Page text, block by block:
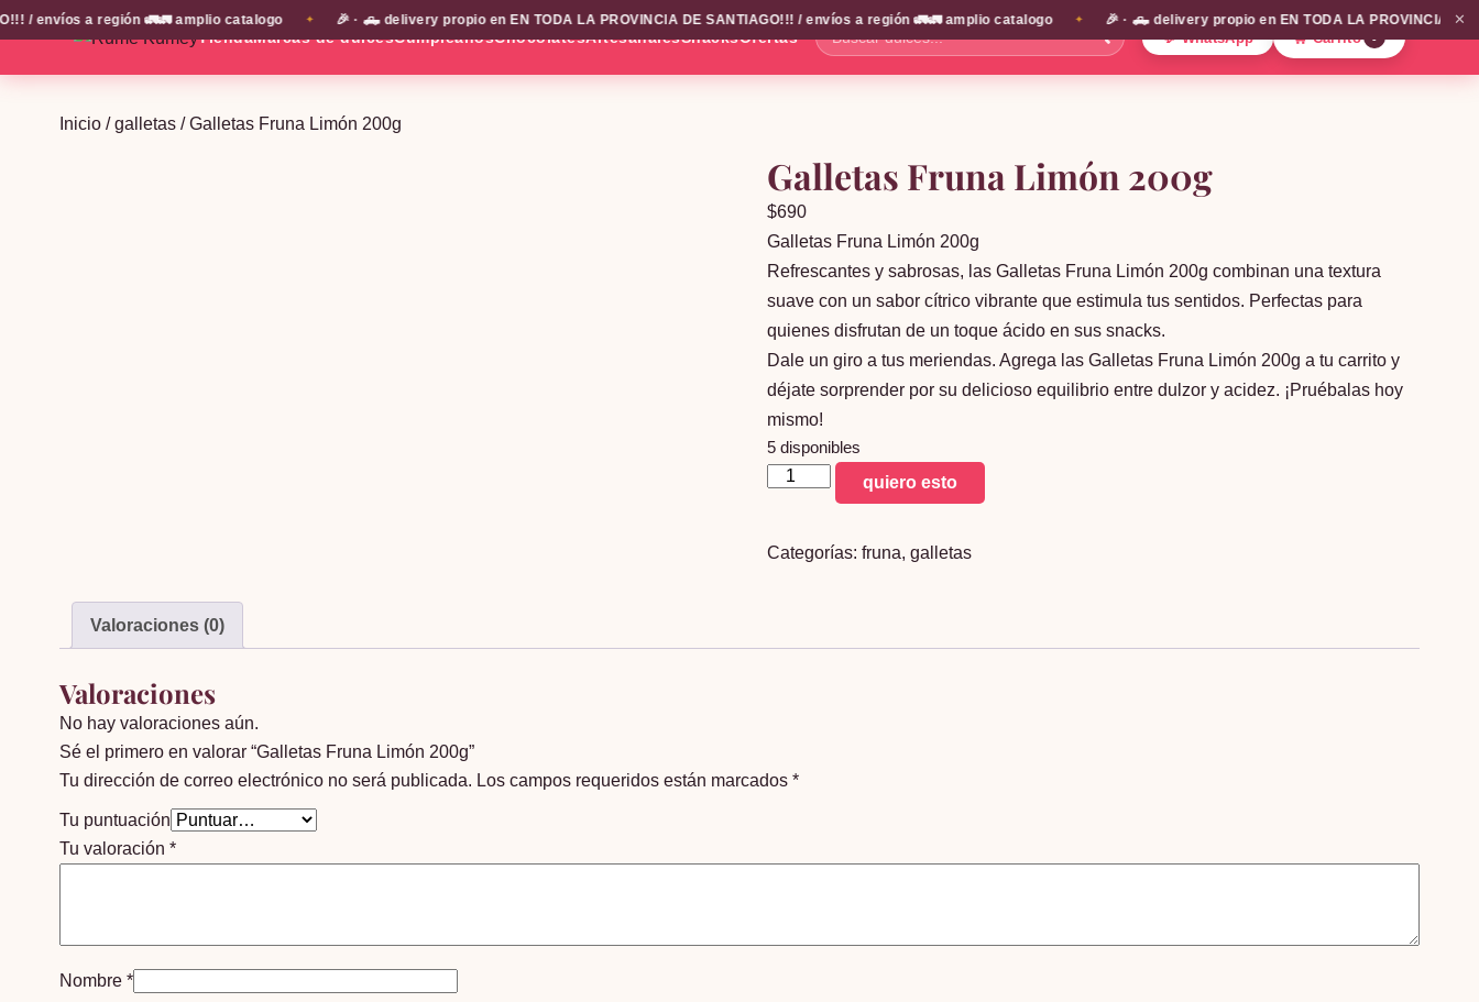
a región 🚛🚛 amplio catalogo ✦ 🎉 · 🛻 delivery propio en EN TODA LA PROVINCIA DE SANTIAGO!!! / envíos a región 🚛🚛 amplio catalogo ✦ 🎉 · 🛻 delivery propio en EN TODA LA PROVINCIA DE ✕
TiendaMarcas de dulcesCumpleañosChocolatesArtesanalesSnacksOfertas
Buscar
dulces...
🔍 💬 WhatsApp 🛒 Carrito
Inicio/galletas/ Galletas Fruna Limón 200g
Galletas Fruna Limón 200g
$690
Galletas Fruna Limón 200g
Refrescantes y sabrosas, las Galletas Fruna Limón 200g combinan una textura
suave con un sabor cítrico vibrante que estimula tus sentidos. Perfectas para
quienes disfrutan de un toque ácido en sus snacks.
Dale un giro a tus meriendas. Agrega las Galletas Fruna Limón 200g a tu carrito y
déjate sorprender por su delicioso equilibrio entre dulzor y acidez. ¡Pruébalas hoy
mismo!
5 disponibles
Galletas
200g
quiero esto
Categorías: fruna, galletas
Valoraciones (0)
Valoraciones
No hay valoraciones aún.
Sé el primero en valorar “Galletas Fruna Limón 200g”
Tu dirección de correo electrónico no será publicada. Los campos requeridos están marcados *
Tu puntuación
Tu valoración *
Nombre *